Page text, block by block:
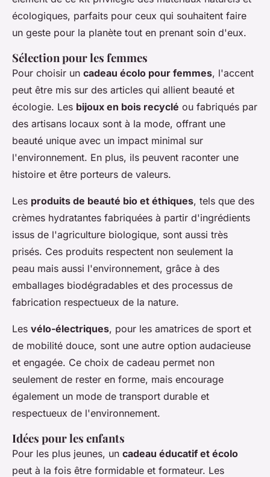
écologiques, parfaits pour ceux qui souhaitent faire
un geste pour la planète tout en prenant soin d'eux.
Sélection pour les femmes
Pour choisir un cadeau écolo pour femmes, l'accent
peut être mis sur des articles qui allient beauté et
écologie. Les bijoux en bois recyclé ou fabriqués par
des artisans locaux sont à la mode, offrant une
beauté unique avec un impact minimal sur
l'environnement. En plus, ils peuvent raconter une
histoire et être porteurs de valeurs.
Les produits de beauté bio et éthiques, tels que des
crèmes hydratantes fabriquées à partir d'ingrédients
issus de l'agriculture biologique, sont aussi très
prisés. Ces produits respectent non seulement la
peau mais aussi l'environnement, grâce à des
emballages biodégradables et des processus de
fabrication respectueux de la nature.
Les vélo-électriques, pour les amatrices de sport et
de mobilité douce, sont une autre option audacieuse
et engagée. Ce choix de cadeau permet non
seulement de rester en forme, mais encourage
également un mode de transport durable et
respectueux de l'environnement.
Idées pour les enfants
Pour les plus jeunes, un cadeau éducatif et écolo
peut à la fois être formidable et formateur. Les